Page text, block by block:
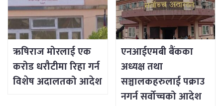
ऋषिराज मोरलाई एक
करोड धरौटीमा रिहा गर्न
विशेष अदालतको आदेश
एनआईएमबी बैंकका
अध्यक्ष तथा
सञ्चालकहरुलाई पक्राउ
नगर्न सर्वोच्चको आदेश